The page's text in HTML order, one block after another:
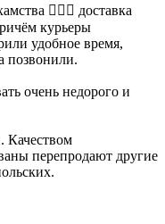
🤷🏻‍♀️ доставка
курьеры
удобное время,
позвонили.
очень недорого и
Качеством
перепродают другие